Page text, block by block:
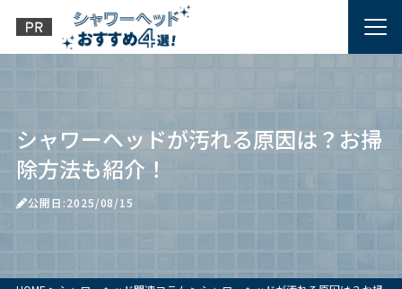
シャワーヘッドが汚れる原因は？お掃
除方法も紹介！
公開日:2025/08/15